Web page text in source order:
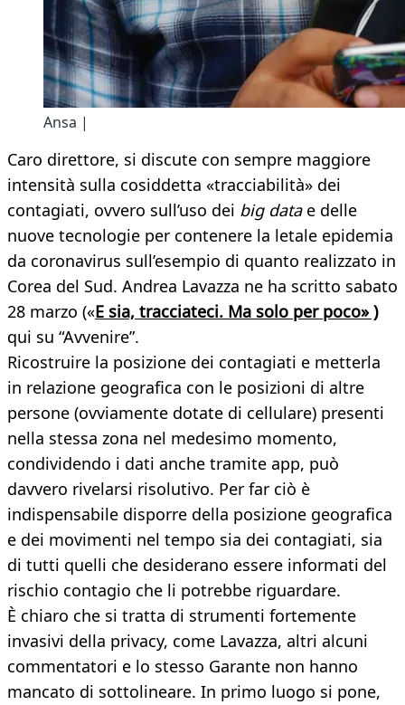
Ansa |
Caro direttore, si discute con sempre maggiore
intensità sulla cosiddetta «tracciabilità» dei
contagiati, ovvero sull’uso dei big datae delle
nuove tecnologie per contenere la letale epidemia
da coronavirus sull’esempio di quanto realizzato in
Corea del Sud. Andrea Lavazza ne ha scritto sabato
28 marzo («E sia, tracciateci. Ma solo per poco» )
qui su “Avvenire”.
Ricostruire la posizione dei contagiati e metterla
in relazione geografica con le posizioni di altre
persone (ovviamente dotate di cellulare) presenti
nella stessa zona nel medesimo momento,
condividendo i dati anche tramite app, può
davvero rivelarsi risolutivo. Per far ciò è
indispensabile disporre della posizione geografica
e dei movimenti nel tempo sia dei contagiati, sia
di tutti quelli che desiderano essere informati del
rischio contagio che li potrebbe riguardare.
È chiaro che si tratta di strumenti fortemente
invasivi della privacy, come Lavazza, altri alcuni
commentatori e lo stesso Garante non hanno
mancato di sottolineare. In primo luogo si pone,